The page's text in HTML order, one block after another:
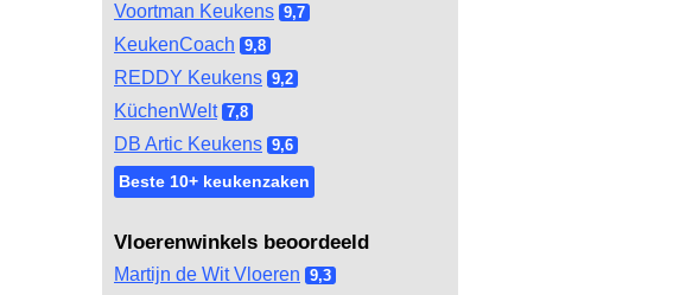
Voortman Keukens 9,7
KeukenCoach 9,8
REDDY Keukens 9,2
KüchenWelt 7,8
DB Artic Keukens 9,6
Beste 10+ keukenzaken
Vloerenwinkels beoordeeld
Martijn de Wit Vloeren 9,3